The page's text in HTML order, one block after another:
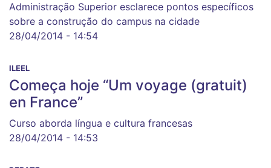
Administração Superior esclarece pontos específicos
sobre a construção do campus na cidade
28/04/2014 - 14:54
ILEEL
Começa hoje “Um voyage (gratuit)
en France”
Curso aborda língua e cultura francesas
28/04/2014 - 14:53